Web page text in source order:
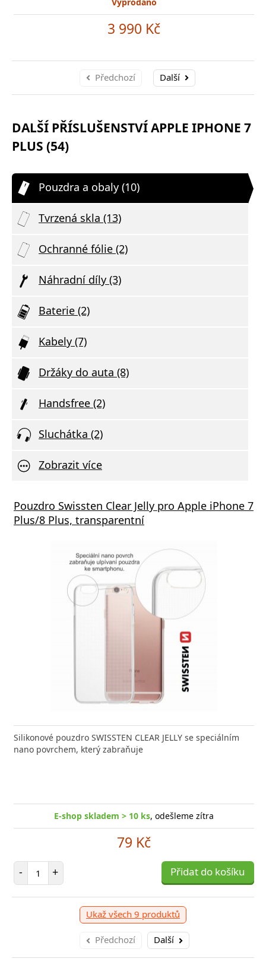
3 990 Kč
Předchozí Další
DALŠÍ PŘÍSLUŠENSTVÍ APPLE IPHONE 7
PLUS (54)
Pouzdra a obaly (10)
Tvrzená skla (13)
Ochranné fólie (2)
Náhradní díly (3)
Baterie (2)
Kabely (7)
Držáky do auta (8)
Handsfree (2)
Sluchátka (2)
Zobrazit více
Pouzdro Swissten Clear Jelly pro Apple iPhone 7
Plus/8 Plus, transparentní
Silikonové pouzdro SWISSTEN CLEAR JELLY se speciálním
nano povrchem, který zabraňuje
E-shop skladem > 10 ks, odešleme zítra
79 Kč
- Počet položek
+ Přidat do košíku
Ukaž všech 9 produktů
Předchozí Další